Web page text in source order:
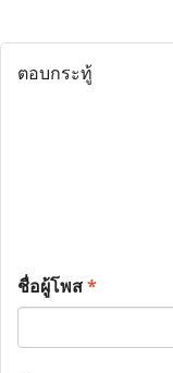
ตอบกระทู้
ชื่อผู้โพส*